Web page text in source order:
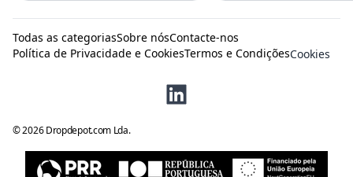
©2026 Dropdepot.com Lda.
Todas as categoriasSobre nósContacte-nos
Política de Privacidade e CookiesTermos e CondiçõesCookies